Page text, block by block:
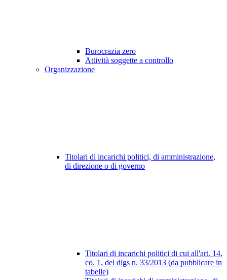
Burocrazia zero
Attività soggette a controllo
Organizzazione
Titolari di incarichi politici, di amministrazione,
di direzione o di governo
Titolari di incarichi politici di cui all'art. 14,
co. 1, del dlgs n. 33/2013 (da pubblicare in
tabelle)